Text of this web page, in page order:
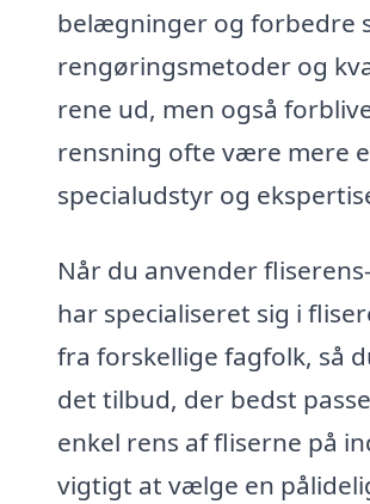
belægninger og forbedre
rengøringsmetoder og
rene ud, men også
rensning ofte være mere
specialudstyr og
Når du anvender
har specialiseret sig i
fra forskellige fagfolk, så
det tilbud, der bedst
enkel rens af fliserne på
vigtigt at vælge en